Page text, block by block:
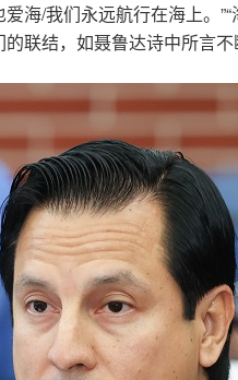
海/我们永远航行在海上。
联结，如聂鲁达诗中所言不